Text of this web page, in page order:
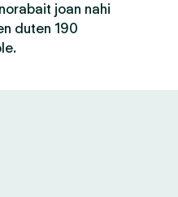
joan nahi
duten 190